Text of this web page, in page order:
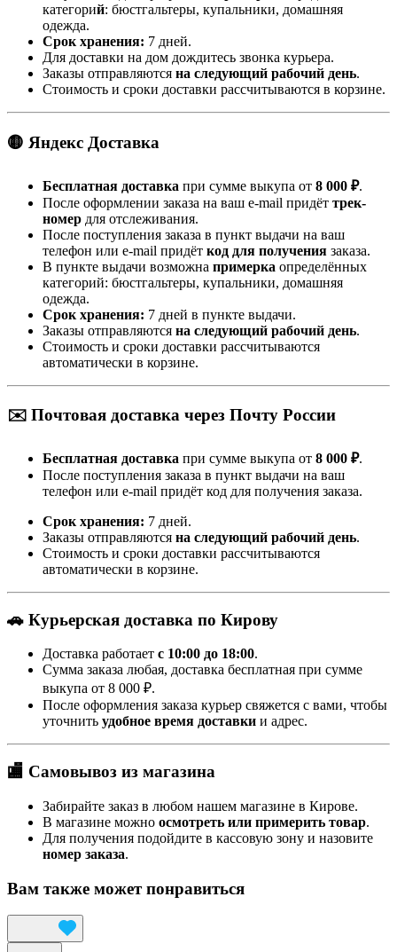
категорий: бюстгальтеры, купальники, домашняя
одежда.
Срок хранения: 7 дней.
Для доставки на дом дождитесь звонка курьера.
Заказы отправляются на следующий рабочий день.
Стоимость и сроки доставки рассчитываются в корзине.
🟡 Яндекс Доставка
Бесплатная доставка при сумме выкупа от 8 000 ₽.
После оформлении заказа на ваш e-mail придёт трек-
номер для отслеживания.
После поступления заказа в пункт выдачи на ваш
телефон или e-mail придёт код для получения заказа.
В пункте выдачи возможна примерка определённых
категорий: бюстгальтеры, купальники, домашняя
одежда.
Срок хранения: 7 дней в пункте выдачи.
Заказы отправляются на следующий рабочий день.
Стоимость и сроки доставки рассчитываются
автоматически в корзине.
✉️ Почтовая доставка через Почту России
Бесплатная доставка при сумме выкупа от 8 000 ₽.
После поступления заказа в пункт выдачи на ваш
телефон или e-mail придёт код для получения заказа.
Срок хранения: 7 дней.
Заказы отправляются на следующий рабочий день.
Стоимость и сроки доставки рассчитываются
автоматически в корзине.
🚗 Курьерская доставка по Кирову
Доставка работает с 10:00 до 18:00.
Сумма заказа любая, доставка бесплатная при сумме
выкупа от 8 000 ₽.
После оформления заказа курьер свяжется с вами, чтобы
уточнить удобное время доставки и адрес.
🏬 Самовывоз из магазина
Забирайте заказ в любом нашем магазине в Кирове.
В магазине можно осмотреть или примерить товар.
Для получения подойдите в кассовую зону и назовите
номер заказа.
Вам также может понравиться